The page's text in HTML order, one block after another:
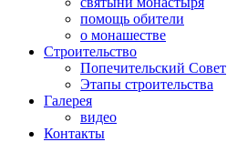
помощь обители
о монашестве
Строительство
Попечительский Совет
Этапы строительства
Галерея
видео
Контакты